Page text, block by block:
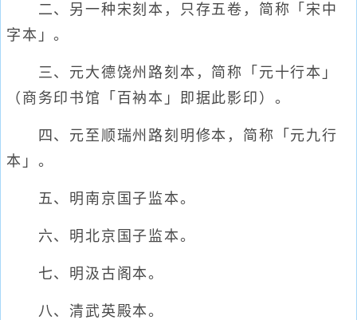
二、另一种宋刻本，只存五卷，简称「宋中
字本」。
三、元大德饶州路刻本，简称「元十行本」
（商务印书馆「百衲本」即据此影印）。
四、元至顺瑞州路刻明修本，简称「元九行
本」。
五、明南京国子监本。
六、明北京国子监本。
七、明汲古阁本。
八、清武英殿本。